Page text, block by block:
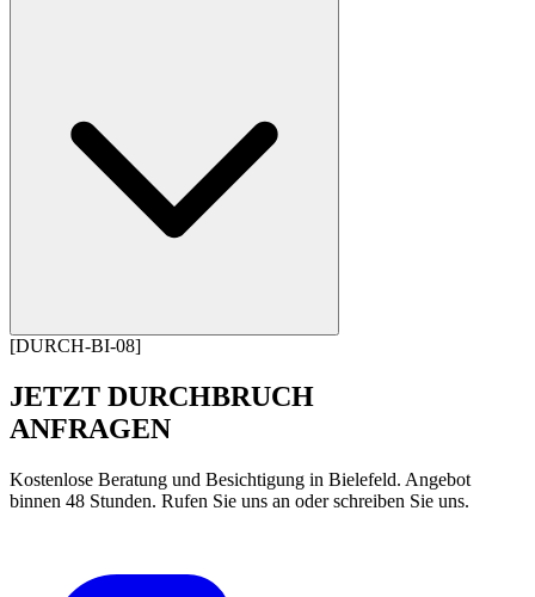
[DURCH-BI-08]
JETZT DURCHBRUCH
ANFRAGEN
Kostenlose Beratung und Besichtigung in Bielefeld. Angebot
binnen 48 Stunden. Rufen Sie uns an oder schreiben Sie uns.